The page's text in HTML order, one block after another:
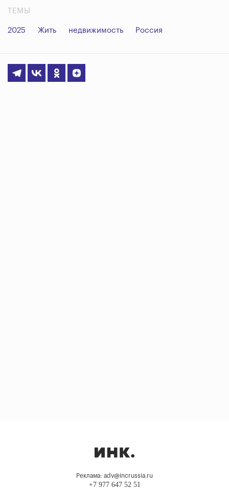
ТЕМЫ
2025 Жить недвижимость Россия
Реклама: adv@incrussia.ru
+7 977 647 52 51